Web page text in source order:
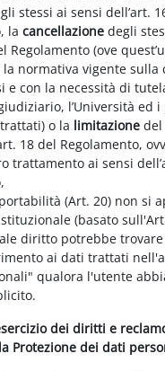
stessi ai sensi dell’art.
lacancellazione degli
Regolamento (ove
normativa vigente sulla
e con la necessità di
l’Università ed
o la limitazione
18 del Regolamento,
trattamento ai sensi
(Art. 20) non si
(basato sull'Art.
diritto potrebbe
ai dati trattati
qualora l'utente
dei diritti e
Protezione dei dati